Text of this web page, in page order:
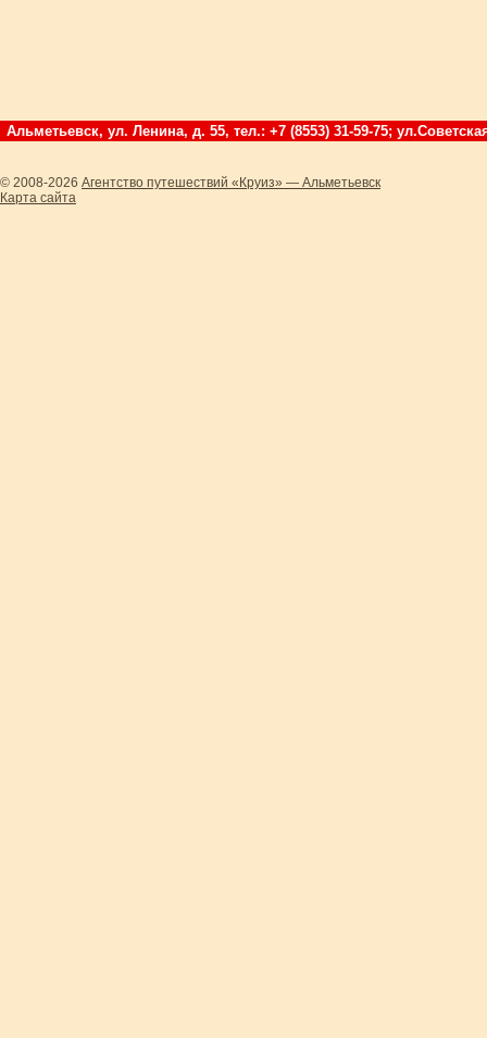
Альметьевск, ул. Ленина, д. 55, тел.: +7 (8553) 31-59-75;
© 2008-2026 Агентство путешествий «Круиз» — Альметьевск
Карта сайта